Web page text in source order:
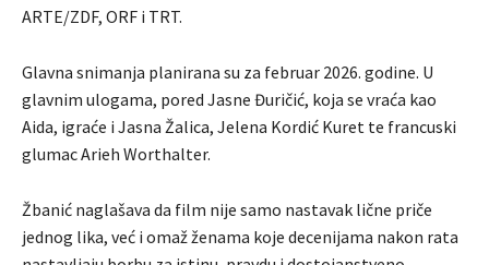
ARTE/ZDF, ORF i TRT.
Glavna snimanja planirana su za februar 2026. godine. U
glavnim ulogama, pored Jasne Đuričić, koja se vraća kao
Aida, igraće i Jasna Žalica, Jelena Kordić Kuret te francuski
glumac Arieh Worthalter.
Žbanić naglašava da film nije samo nastavak lične priče
jednog lika, već i omaž ženama koje decenijama nakon rata